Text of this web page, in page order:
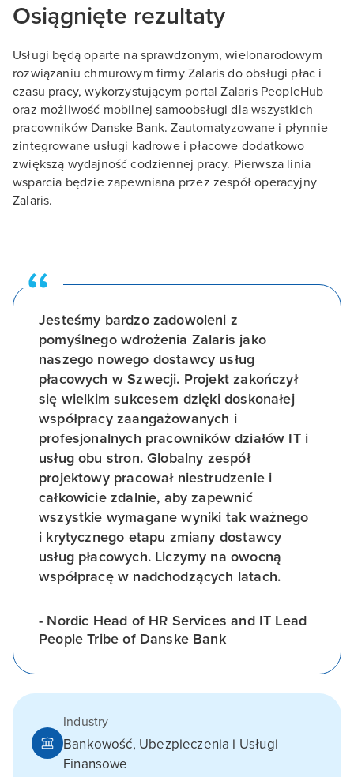
Osiągnięte rezultaty
Usługi będą oparte na sprawdzonym, wielonarodowym
rozwiązaniu chmurowym firmy Zalaris do obsługi płac i
czasu pracy, wykorzystującym portal Zalaris PeopleHub
oraz możliwość mobilnej samoobsługi dla wszystkich
pracowników Danske Bank. Zautomatyzowane i płynnie
zintegrowane usługi kadrowe i płacowe dodatkowo
zwiększą wydajność codziennej pracy. Pierwsza linia
wsparcia będzie zapewniana przez zespół operacyjny
Zalaris.
Jesteśmy bardzo zadowoleni z
pomyślnego wdrożenia Zalaris jako
naszego nowego dostawcy usług
płacowych w Szwecji. Projekt zakończył
się wielkim sukcesem dzięki doskonałej
współpracy zaangażowanych i
profesjonalnych pracowników działów IT i
usług obu stron. Globalny zespół
projektowy pracował niestrudzenie i
całkowicie zdalnie, aby zapewnić
wszystkie wymagane wyniki tak ważnego
i krytycznego etapu zmiany dostawcy
usług płacowych. Liczymy na owocną
współpracę w nadchodzących latach.
- Nordic Head of HR Services and IT Lead
People Tribe of Danske Bank
Industry
Bankowość, Ubezpieczenia i Usługi
Finansowe